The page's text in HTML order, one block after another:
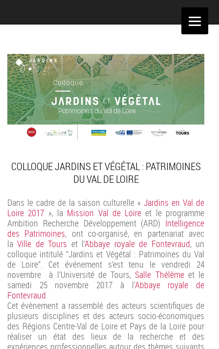
Aller
COLLOQUE JARDINS ET VÉGÉTAL : PATRIMOINES
DU VAL DE LOIRE
Dans le cadre de la saison culturelle « Jardins en Val de
Loire 2017 », la Mission Val de Loire et le programme
Ambition Recherche Développement (ARD) Intelligence
des Patrimoines, ont co-organisé, en partenariat avec
laVille de Tours et l’Abbaye royale de Fontevraud, un
colloque intitulé “Jardins et Végétal : Patrimoines du Val
de Loire”. Cet événement s’est tenu le vendredi 24
novembre à l’Université de Tours, Salle Thélèmeet le
samedi 25 novembre 2017 à l’Abbaye royale de
Fontevraud
Cet évènement a rassemblé des acteurs scientifiques de
plusieurs disciplines et des acteurs socio‐économiques
des Régions Centre‐Val de Loire et Pays de la Loire pour
réaliser un état des lieux de la recherche et des
expériences professionnelles autour des thèmes suivants